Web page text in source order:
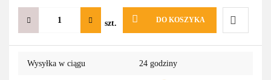
szt. DO KOSZYKA
Do
Wysyłka w ciągu 24 godziny